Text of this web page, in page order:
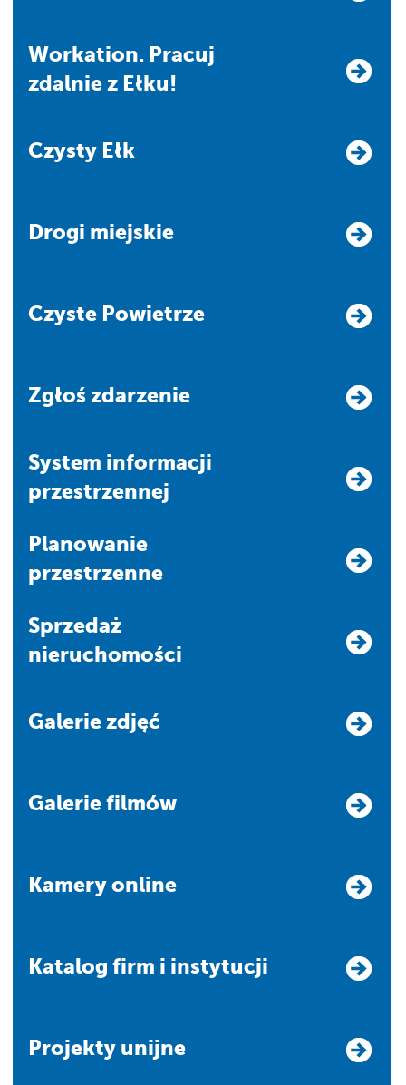
Workation. Pracuj
zdalnie z Ełku!
Czysty Ełk
Drogi miejskie
Czyste Powietrze
Zgłoś zdarzenie
system informacji
przestrzennej
Planowanie
przestrzenne
Sprzedaż
nieruchomości
Galerie zdjęć
Galerie filmów
Kamery online
Katalog firm i instytucji
Projekty unijne